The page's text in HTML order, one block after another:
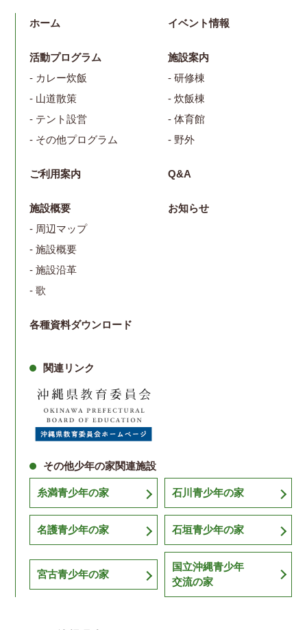
ホーム イベント情報
活動プログラム
- カレー炊飯
- 山道散策
- テント設営
- その他プログラム
施設案内
- 研修棟
- 炊飯棟
- 体育館
- 野外
ご利用案内 Q&A
施設概要
- 周辺マップ
- 施設概要
- 施設沿革
- 歌
お知らせ
各種資料ダウンロード
関連リンク
その他少年の家関連施設
糸満青少年の家 石川青少年の家
名護青少年の家 石垣青少年の家
宮古青少年の家
国立沖縄青少年
交流の家